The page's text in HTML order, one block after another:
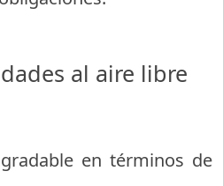
al aire libre
en términos de